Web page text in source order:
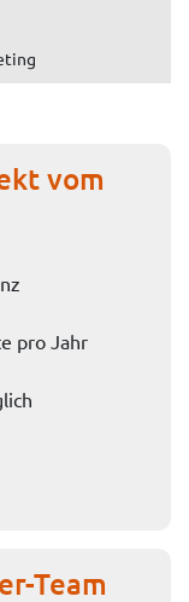
vom
pro Jahr
Team